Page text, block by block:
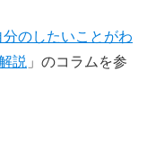
分のしたいことがわ
説 」のコラムを参